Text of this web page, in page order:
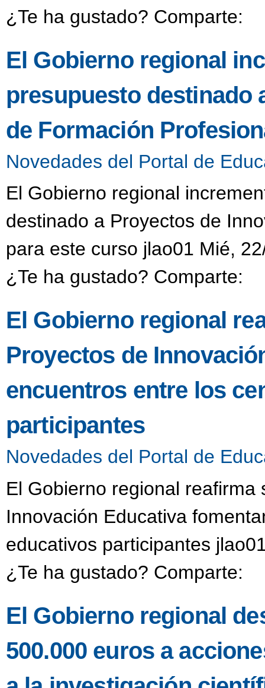
¿Te ha gustado? Comparte:
El Gobierno regional
presupuesto destinado
de Formación
Novedades del Portal de
El Gobierno regional
destinado a Proyectos de
para este curso jlao01 Mié,
¿Te ha gustado? Comparte:
El Gobierno regional
Proyectos de
encuentros entre los
participantes
Novedades del Portal de
El Gobierno regional
Innovación Educativa
educativos participantes
¿Te ha gustado? Comparte:
El Gobierno regional
500.000 euros a